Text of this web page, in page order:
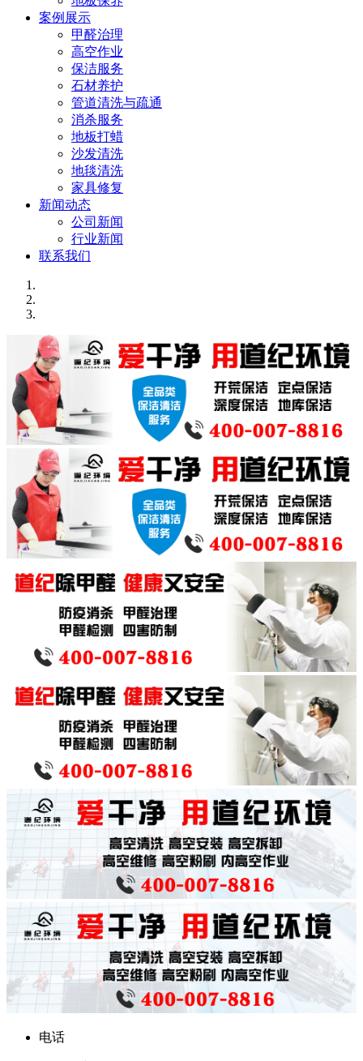
案例展示
甲醛治理
高空作业
保洁服务
石材养护
管道清洗与疏通
消杀服务
地板打蜡
沙发清洗
地毯清洗
家具修复
新闻动态
公司新闻
行业新闻
联系我们
电话